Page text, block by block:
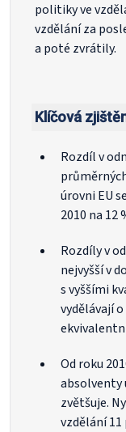
politiky ve
vzdělání za
a poté zvrátily.
Klíčová
Rozdíl v
úrovni EU
2010 na 12
Rozdíly v
nejvyšší v
s vyššími
vydělávají
Od roku
absolventy
zvětšuje.
vzdělání 11